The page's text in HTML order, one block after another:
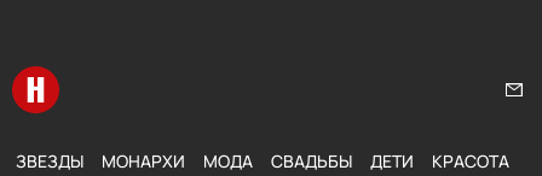
Перейти на главную
ЗВЕЗДЫ МОНАРХИ МОДА СВАДЬБЫ ДЕТИ КРАСОТА